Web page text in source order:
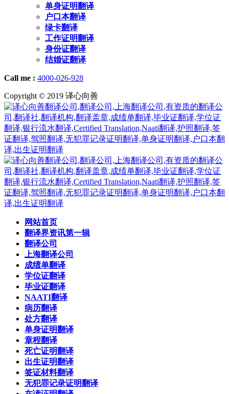
单身证明翻译
户口本翻译
绿卡翻译
工作证明翻译
身份证翻译
结婚证翻译
Call me : 4000-026-928
Copyright © 2019 译心向善
网站首页
翻译界资讯第一辑
翻译公司
上海翻译公司
成绩单翻译
学位证翻译
毕业证翻译
NAATI翻译
病历翻译
处方翻译
单身证明翻译
章程翻译
死亡证明翻译
出生证明翻译
签证材料翻译
无犯罪记录证明翻译